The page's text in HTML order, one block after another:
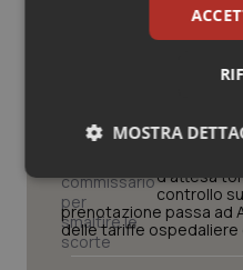
Potrebbe
Governo e
Decreto
d’attesa
controllo
prenotazione passa ad
delle tariffe
MOSTRA
Necessari